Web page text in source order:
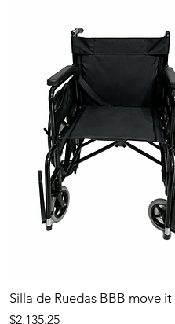
Silla de Ruedas BBB move it
Precio
$2,135.25